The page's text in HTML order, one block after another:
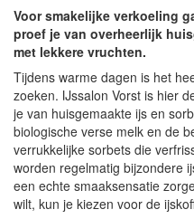
Voor smakelijke verkoeling
proef je van overheerlijk
met lekkere vruchten.
Tijdens warme dagen is het
zoeken. IJssalon Vorst is hier
je van huisgemaakte ijs en
biologische verse melk en de
verrukkelijke sorbets die
worden regelmatig bijzondere
een echte smaaksensatie
wilt, kun je kiezen voor de